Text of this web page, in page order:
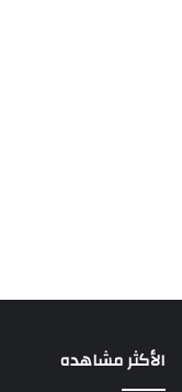
الأكثر مشاهده